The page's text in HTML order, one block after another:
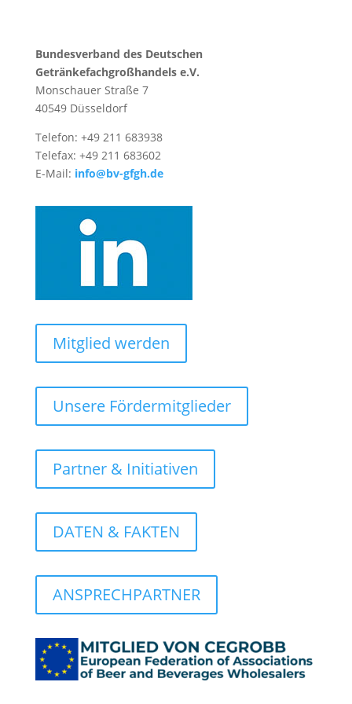
Bundesverband des Deutschen
Getränke­fach­großhandels e.V.
Monschauer Straße 7
40549 Düsseldorf
Telefon: +49 211 683938
Telefax: +49 211 683602
E-Mail: info@bv-gfgh.de
Mitglied werden
Unsere Fördermitglieder
Partner & Initiativen
DATEN & FAKTEN
ANSPRECHPARTNER